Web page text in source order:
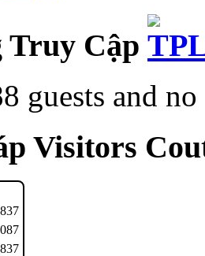
Truy Cập
guests and
Visitors